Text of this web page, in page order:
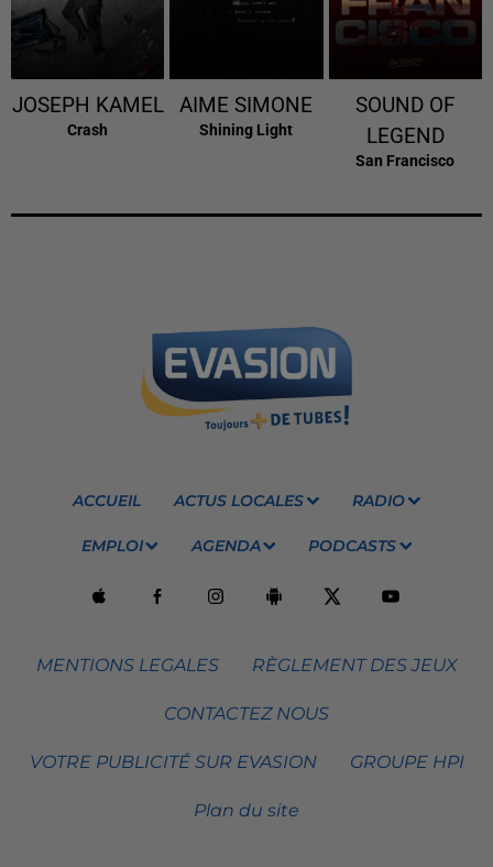
JOSEPH KAMEL
Crash
AIME SIMONE
Shining Light
SOUND OF
LEGEND
San Francisco
ACCUEIL ACTUS LOCALES RADIO
EMPLOI AGENDA PODCASTS
MENTIONS LEGALES RÈGLEMENT DES JEUX
CONTACTEZ NOUS
VOTRE PUBLICITÉ SUR EVASION GROUPE HPI
Plan du site